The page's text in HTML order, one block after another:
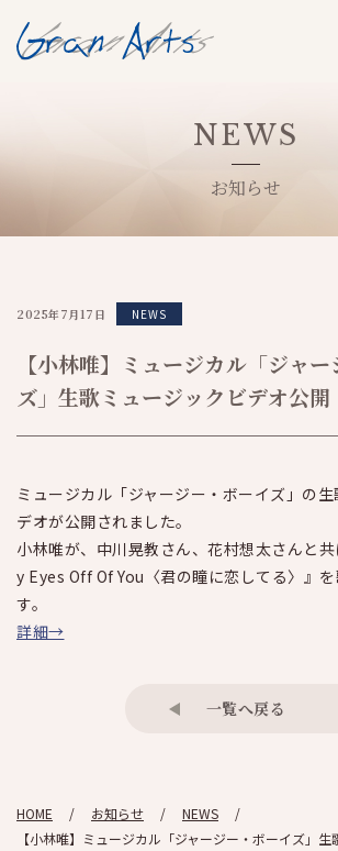
NEWS
お知らせ
2025年7月17日 NEWS
【小林唯】ミュージカル「ジャ
ズ」生歌ミュージックビデオ公開
ミュージカル「ジャージー・ボーイズ」の
デオが公開されました。
小林唯が、中川晃教さん、花村想太さんと
y Eyes Off Of You〈君の瞳に恋してる〉』
す。
詳細→
一覧へ戻る
HOME お知らせ
NEWS
【小林唯】ミュージカル「ジャージー・ボーイズ」